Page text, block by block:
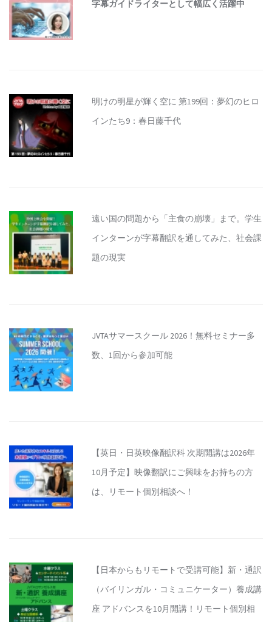
字幕ガイドライターとして幅広く活躍中
明けの明星が輝く空に 第199回：夢幻のヒロ
インたち9：春日藤千代
遠い国の問題から「主食の崩壊」まで。学生
インターンが字幕翻訳を通してみた、社会課
題の現実
JVTAサマースクール 2026！無料セミナー多
数、1回から参加可能
【英日・日英映像翻訳科 次期開講は2026年
10月予定】映像翻訳にご興味をお持ちの方
は、リモート個別相談へ！
【日本からもリモートで受講可能】新・通訳
（バイリンガル・コミュニケーター）養成講
座 アドバンスを10月開講！リモート個別相